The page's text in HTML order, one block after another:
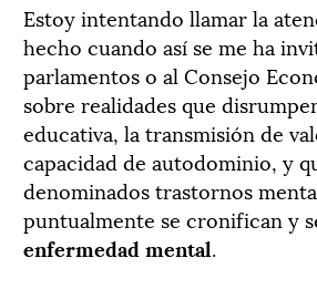
Estoy intentando llamar la
hecho cuando así se me ha
parlamentos o al Consejo
sobre realidades que
educativa, la transmisión de
capacidad de autodominio, y
denominados trastornos
puntualmente se cronifican y
enfermedad mental.